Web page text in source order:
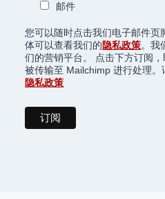
邮件
您可以随时点击我们电子邮件页
体可以查看我们的隐私政策。我
们的营销平台。 点击下方订阅
被传输至 Mailchimp 进行处理。
隐私政策